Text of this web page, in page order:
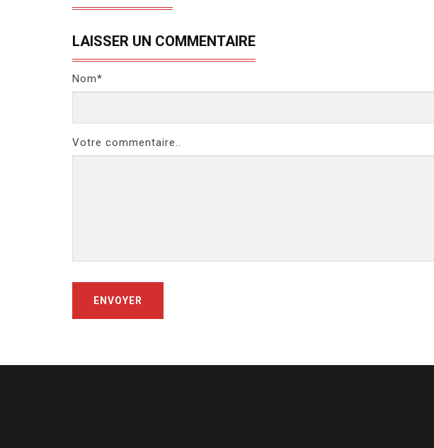
LAISSER UN COMMENTAIRE
Nom*
Votre commentaire..
ENVOYER